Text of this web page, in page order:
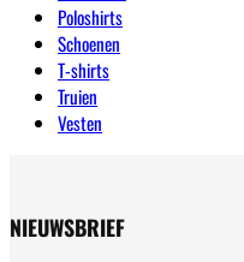
Poloshirts
Schoenen
T-shirts
Truien
Vesten
NIEUWSBRIEF